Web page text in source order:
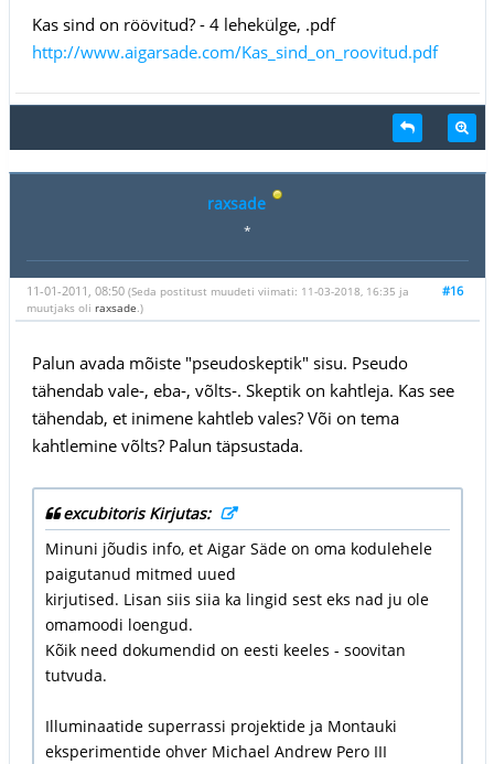
Kas sind on röövitud? - 4 lehekülge, .pdf
http://www.aigarsade.com/Kas_sind_on_roovitud.pdf
raxsade
*
#16
11-01-2011, 08:50 (Seda postitust muudeti viimati: 11-03-2018, 16:35 ja
muutjaks oli raxsade .)
Palun avada mõiste "pseudoskeptik" sisu. Pseudo
tähendab vale‑, eba‑, võlts‑. Skeptik on kahtleja. Kas see
tähendab, et inimene kahtleb vales? Või on tema
kahtlemine võlts? Palun täpsustada.
excubitoris Kirjutas:
Minuni jõudis info, et Aigar Säde on oma kodulehele
paigutanud mitmed uued
kirjutised. Lisan siis siia ka lingid sest eks nad ju ole
omamoodi loengud.
Kõik need dokumendid on eesti keeles - soovitan
tutvuda.
Illuminaatide superrassi projektide ja Montauki
eksperimentide ohver Michael Andrew Pero III